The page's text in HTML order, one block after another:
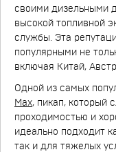
своими дизельными
высокой топливной
службы. Эта
популярными не
включая Китай,
Одной из самых
Max, пикап, который
проходимостью и
идеально подходит
так и для тяжелых